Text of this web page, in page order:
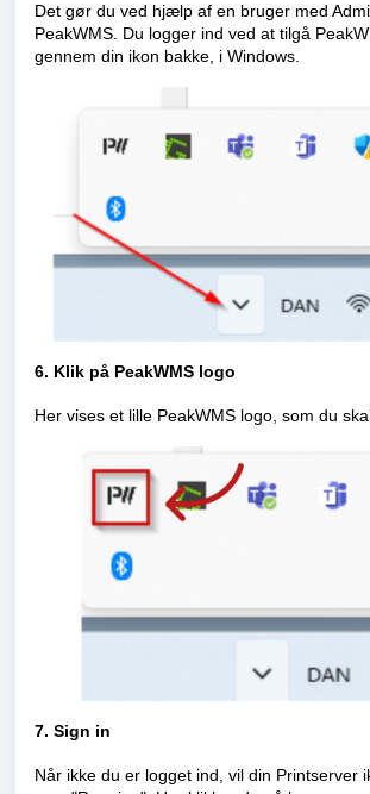
Det gør du ved hjælp af en bruger med
PeakWMS. Du logger ind ved at tilgå
gennem din ikon bakke, i Windows.
6. Klik på PeakWMS logo
Her vises et lille PeakWMS logo, som du
7. Sign in
Når ikke du er logget ind, vil din Printserver